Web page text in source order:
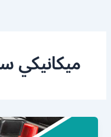
ميكانيكي